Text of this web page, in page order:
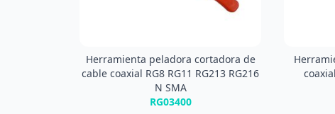
Herramienta peladora cortadora de
cable coaxial RG8 RG11 RG213 RG216
N SMA
RG03400